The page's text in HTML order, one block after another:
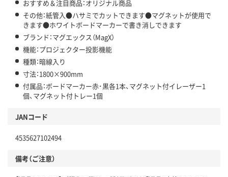
おすすめ＆注目商品：オリジナル商品
その他：紙管入●ハサミでカットできます●マグネットが使用で
きます●ホワイトボードマーカーで書き消しできます
ブランド：マグエックス（MagX）
機能：プロジェクター投影機能
種類：暗線入り
寸法：1800×900mm
付属品：ボードマーカー赤･黒各1本、マグネット付イレーザー1
個、マグネット付トレー1個
JANコード
4535627102494
備考（ご注意）